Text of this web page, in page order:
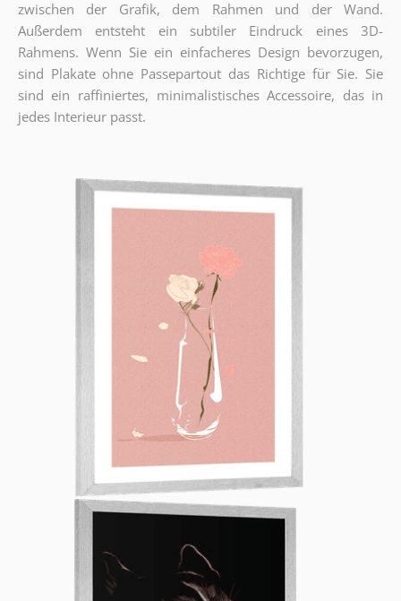
zwischen der Grafik, dem Rahmen und der Wand.
Außerdem entsteht ein subtiler Eindruck eines 3D-
Rahmens. Wenn Sie ein einfacheres Design bevorzugen,
sind Plakate ohne Passepartout das Richtige für Sie. Sie
sind ein raffiniertes, minimalistisches Accessoire, das in
jedes Interieur passt.